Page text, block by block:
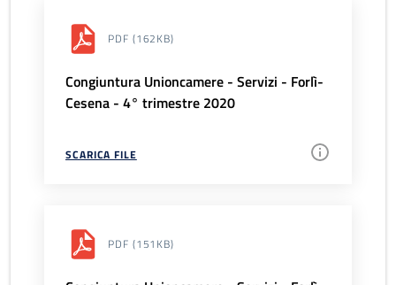
PDF (162KB)
Congiuntura Unioncamere - Servizi - Forlì-
Cesena - 4° trimestre 2020
SCARICA FILE
PDF (151KB)